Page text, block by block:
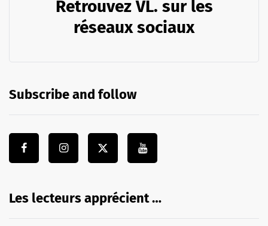
Retrouvez VL. sur les
réseaux sociaux
Subscribe and follow
Les lecteurs apprécient …